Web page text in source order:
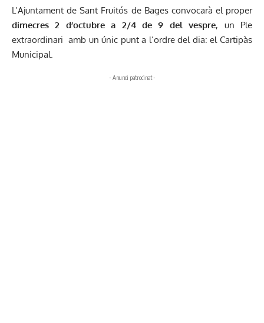
L’Ajuntament de Sant Fruitós de Bages convocarà el proper
dimecres 2 d’octubre a 2/4 de 9 del vespre, un Ple
extraordinari amb un únic punt a l’ordre del dia: el Cartipàs
Municipal.
- Anunci patrocinat -